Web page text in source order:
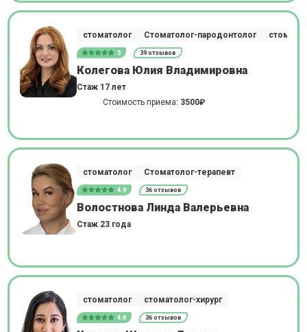
стоматолог Стоматолог-пародонтолог
5 39 отзывов
Колегова Юлия Владимировна
Стаж 17 лет
Стоимость приема: 3500₽
стоматолог Стоматолог-терапевт
4.9 36 отзывов
Волостнова Линда Валерьевна
Стаж 23 года
стоматолог стоматолог-хирург
4.8 36 отзывов